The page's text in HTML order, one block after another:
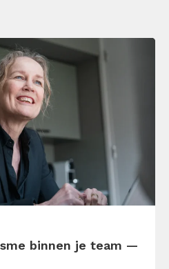
binnen je team —